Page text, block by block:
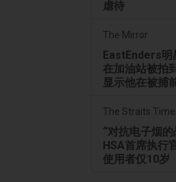
虐待
The Mirror
EastEnders明
在加油站被拍
显示他在被捕
The Straits
“对抗电子烟的
HSA首席执行
使用者仅10岁